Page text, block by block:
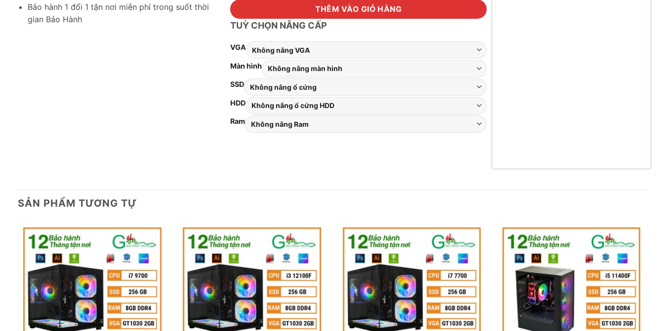
Bảo hành 1 đổi 1 tận nơi miễn phí trong suốt thời
gian Bảo Hành
THÊM VÀO GIỎ HÀNG
TUỲ CHỌN NÂNG CẤP
VGA
Màn hình
SSD
HDD
Ram
SẢN PHẨM TƯƠNG TỰ